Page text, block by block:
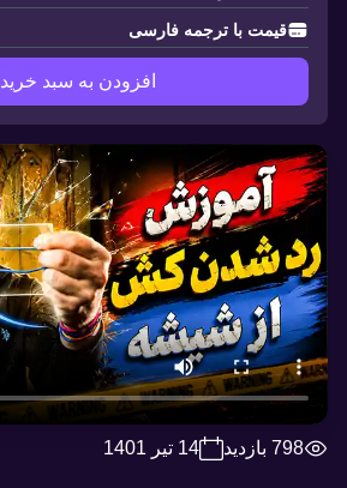
قیمت با ترجمه فارسی
افزودن به سبد خرید
798 بازدید 14 تیر 1401